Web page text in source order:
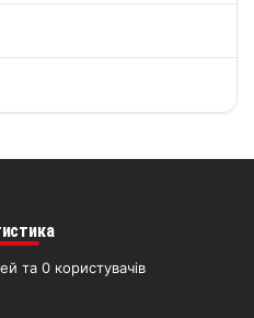
та 0 користувачів